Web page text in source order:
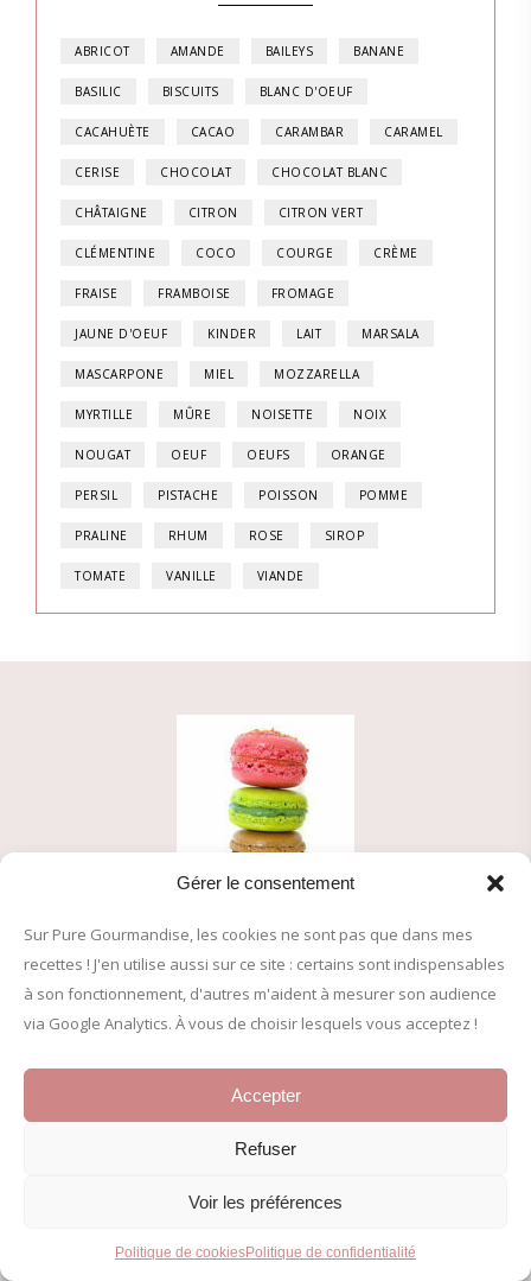
Gérer le consentement
Sur Pure Gourmandise, les cookies ne sont pas que dans mes
recettes ! J'en utilise aussi sur ce site : certains sont indispensables
à son fonctionnement, d'autres m'aident à mesurer son audience
via Google Analytics. À vous de choisir lesquels vous acceptez !
Accepter
Refuser
Voir les préférences
Politique de cookiesPolitique de confidentialité
ABRICOT AMANDE BAILEYS BANANE
BASILIC BISCUITS BLANC D'OEUF
CACAHUÈTE CACAO CARAMBAR CARAMEL
CERISE CHOCOLAT CHOCOLAT BLANC
CHÂTAIGNE CITRON CITRON VERT
CLÉMENTINE COCO COURGE CRÈME
FRAISE FRAMBOISE FROMAGE
JAUNE D'OEUF KINDER LAIT MARSALA
MASCARPONE MIEL MOZZARELLA
MYRTILLE MÛRE NOISETTE NOIX
NOUGAT OEUF OEUFS ORANGE
PERSIL PISTACHE POISSON POMME
PRALINE RHUM ROSE SIROP
TOMATE VANILLE VIANDE
A PROPOS
Je m'appelle Marina. Amatrice passionnée, je partage ici mes
500 recettes approuvées pour régaler petits et grands !